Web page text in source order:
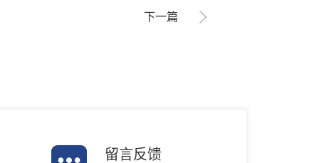
下一篇
留言反馈